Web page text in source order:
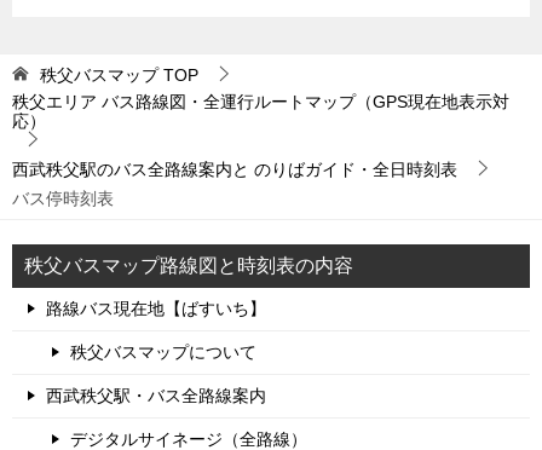
秩父バスマップTOP
秩父エリア バス路線図・全運行ルートマップ（GPS現在地表示対
応）
西武秩父駅のバス全路線案内と のりばガイド・全日時刻表
バス停時刻表
秩父バスマップ路線図と時刻表の内容
路線バス現在地【ばすいち】
秩父バスマップについて
西武秩父駅・バス全路線案内
デジタルサイネージ（全路線）